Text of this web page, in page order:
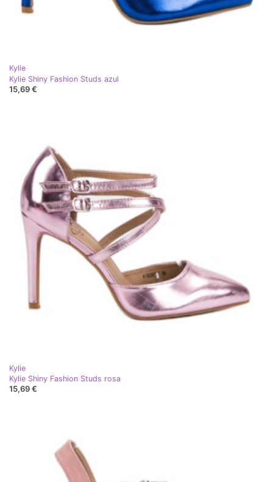
Kylie
Kylie Shiny Fashion Studs azul
15,69 €
Kylie
Kylie Shiny Fashion Studs rosa
15,69 €